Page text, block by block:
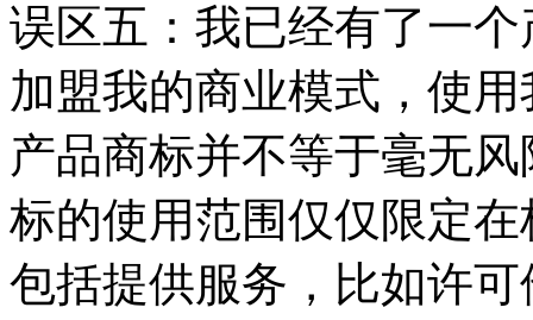
误区五：我已经有了一
加盟我的商业模式，使
产品商标并不等于毫无
标的使用范围仅仅限定
包括提供服务，比如许